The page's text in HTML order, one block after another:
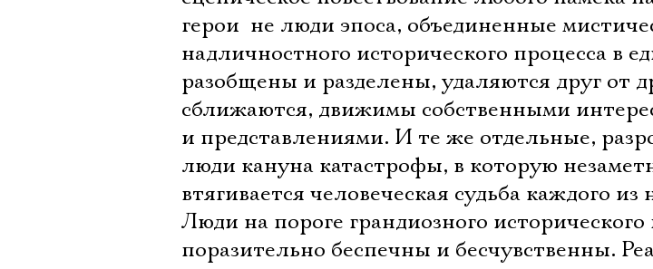
герои  не люди эпоса, объединенные
надличностного исторического процесса в
разобщены и разделены, удаляются друг от
сближаются, движимы собственными
и представлениями. И те же отдельные,
люди кануна катастрофы, в которую
втягивается человеческая судьба каждого из
Люди на пороге грандиозного
поразительно беспечны и бесчувственны.